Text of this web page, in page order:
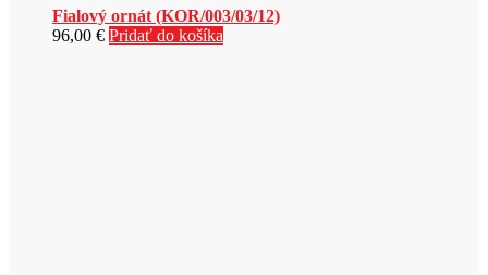
Fialový ornát (KOR/003/03/12)
96,00 € Pridať do košíka